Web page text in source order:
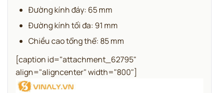
Đường kính đáy: 65 mm
Đường kính tối đa: 91 mm
Chiều cao tổng thể: 85 mm
[caption id="attachment_62795"
align="aligncenter" width="800"]